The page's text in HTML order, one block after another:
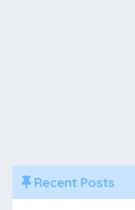
Recent Posts